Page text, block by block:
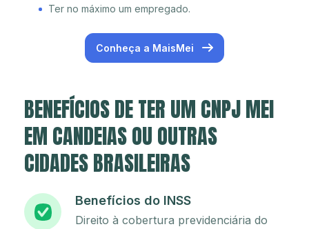
Ter no máximo um empregado.
Conheça a MaisMei
BENEFÍCIOS DE TER UM CNPJ MEI
EM CANDEIAS OU OUTRAS
CIDADES BRASILEIRAS
Benefícios do INSS
Direito à cobertura previdenciária do